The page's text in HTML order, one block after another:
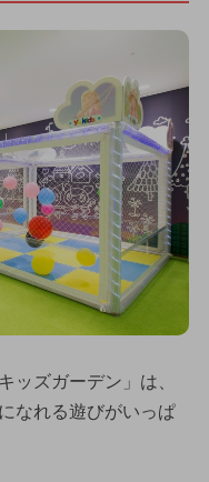
ッズガーデン」は、
なれる遊びがいっぱ